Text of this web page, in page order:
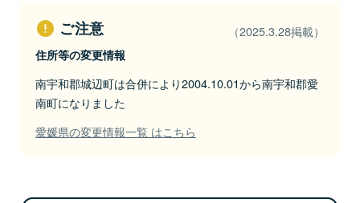
ご注意 （2025.3.28掲載）
住所等の変更情報
南宇和郡城辺町は合併により2004.10.01から南宇和郡愛
南町になりました
愛媛県の変更情報一覧 はこちら